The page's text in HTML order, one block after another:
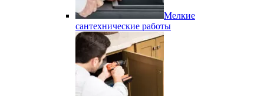
Мелкие
сантехнические работы